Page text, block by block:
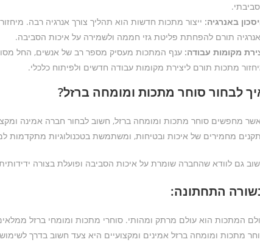
באנרגיה: ייצור מתכות חדשות הוא תהליך צורך אנרגיה רבה.
תורם להפחתת פליטת גזי חממה ולשמירה על איכות הסביבה.
מקומות עבודה: ענף המתכות מעסיק מספר רב של אנשים, החל
מתכות תורם ליצירת מקומות עבודה חדשים ולפיתוח כלכלי.
לבחור סוחר מתכות ומומחה ברזל?
מחפשים סוחר מתכות ומומחה ברזל, חשוב לבחור חברה אמינה
מחמירים של איכות ובטיחות, ומשתמשת בטכנולוגיות מתקדמות
גם לוודא שהחברה שומרת על איכות הסביבה ופועלת בצורה
התחתונה:
המתכות הוא עולם מרתק ומהותי. סוחרי מתכות ומומחי ברזל
מתכות ומומחה ברזל אמינים ומקצועיים היא צעד חשוב בדרך